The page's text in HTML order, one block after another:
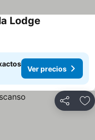
Lodge
Ver precios
Compartir